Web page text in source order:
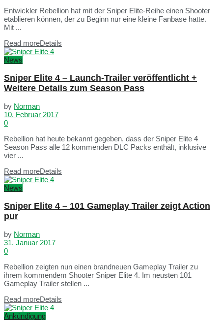
Entwickler Rebellion hat mit der Sniper Elite-Reihe einen Shooter
etablieren können, der zu Beginn nur eine kleine Fanbase hatte.
Mit ...
Read moreDetails
News
Sniper Elite 4 – Launch-Trailer veröffentlicht +
Weitere Details zum Season Pass
by Norman
10. Februar 2017
0
Rebellion hat heute bekannt gegeben, dass der Sniper Elite 4
Season Pass alle 12 kommenden DLC Packs enthält, inklusive
vier ...
Read moreDetails
News
Sniper Elite 4 – 101 Gameplay Trailer zeigt Action
pur
by Norman
31. Januar 2017
0
Rebellion zeigten nun einen brandneuen Gameplay Trailer zu
ihrem kommendem Shooter Sniper Elite 4. Im neusten 101
Gameplay Trailer stellen ...
Read moreDetails
Ankündigung